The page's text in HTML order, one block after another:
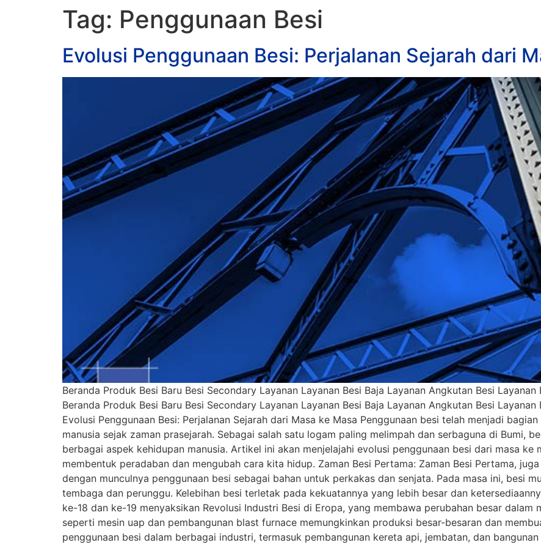
Tag: Penggunaan Besi
Evolusi Penggunaan Besi: Perjalanan Sejarah dari
Beranda Produk Besi Baru Besi Secondary Layanan Layanan Besi Baja Layanan Angkutan Besi
Beranda Produk Besi Baru Besi Secondary Layanan Layanan Besi Baja Layanan Angkutan Besi
Evolusi Penggunaan Besi: Perjalanan Sejarah dari Masa ke Masa Penggunaan besi telah menjadi
manusia sejak zaman prasejarah. Sebagai salah satu logam paling melimpah dan serbaguna di Bumi,
berbagai aspek kehidupan manusia. Artikel ini akan menjelajahi evolusi penggunaan besi dari masa ke
membentuk peradaban dan mengubah cara kita hidup. Zaman Besi Pertama: Zaman Besi Pertama,
dengan munculnya penggunaan besi sebagai bahan untuk perkakas dan senjata. Pada masa ini, besi
tembaga dan perunggu. Kelebihan besi terletak pada kekuatannya yang lebih besar dan
ke-18 dan ke-19 menyaksikan Revolusi Industri Besi di Eropa, yang membawa perubahan besar
seperti mesin uap dan pembangunan blast furnace memungkinkan produksi besar-besaran dan
penggunaan besi dalam berbagai industri, termasuk pembangunan kereta api, jembatan, dan